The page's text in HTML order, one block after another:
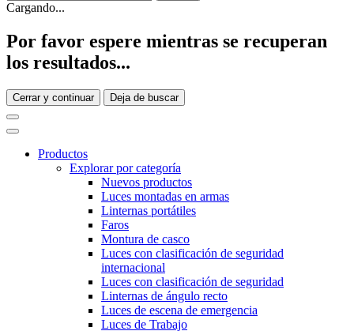
Cargando...
Por favor espere mientras se recuperan
los resultados...
Cerrar y continuar Deja de buscar
Productos
Explorar por categoría
Nuevos productos
Luces montadas en armas
Linternas portátiles
Faros
Montura de casco
Luces con clasificación de seguridad
internacional
Luces con clasificación de seguridad
Linternas de ángulo recto
Luces de escena de emergencia
Luces de Trabajo